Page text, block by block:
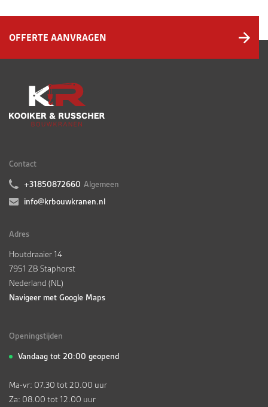
OFFERTE AANVRAGEN
Contact
+31850872660 Algemeen
info@krbouwkranen.nl
Adres
Houtdraaier 14
7951 ZB Staphorst
Nederland (NL)
Navigeer met Google Maps
Openingstijden
Vandaag tot 20:00 geopend
Ma-vr: 07.30 tot 20.00 uur
Za: 08.00 tot 12.00 uur